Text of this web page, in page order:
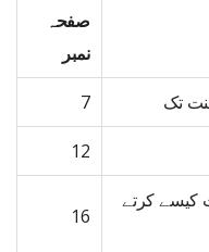
صفحہ
نمبر
تک 7
12
کیسے کرتے
16